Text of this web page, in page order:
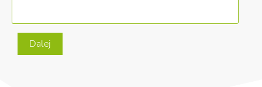
Dalej